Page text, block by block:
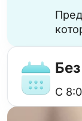
Предоставим такие условия, от
с